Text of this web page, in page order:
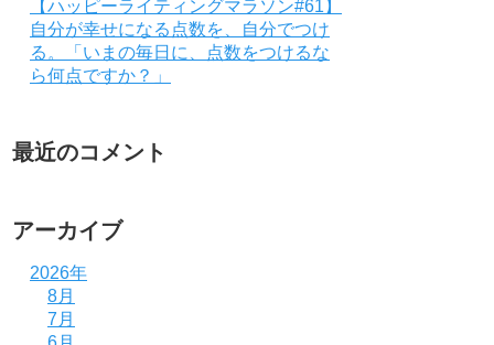
【ハッピーライティングマラソン#61】
自分が幸せになる点数を、自分でつけ
る。「いまの毎日に、点数をつけるな
ら何点ですか？」
最近のコメント
アーカイブ
2026年
8月
7月